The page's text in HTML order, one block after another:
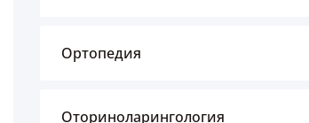
Ортопедия
Оториноларингология